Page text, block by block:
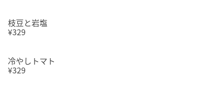
枝豆と岩塩
¥329
冷やしトマト
¥329